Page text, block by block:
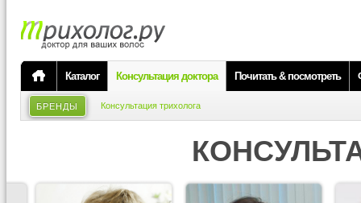
Каталог Консультация доктора Почитать & посмотреть
БРЕНДЫ Консультация трихолога